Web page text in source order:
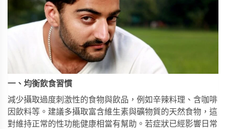
一、均衡飲食習慣
減少攝取過度刺激性的食物與飲品，例如辛辣料理、含咖啡
因飲料等。建議多攝取富含維生素與礦物質的天然食物，這
對維持正常的性功能健康相當有幫助。若症狀已經影響日常